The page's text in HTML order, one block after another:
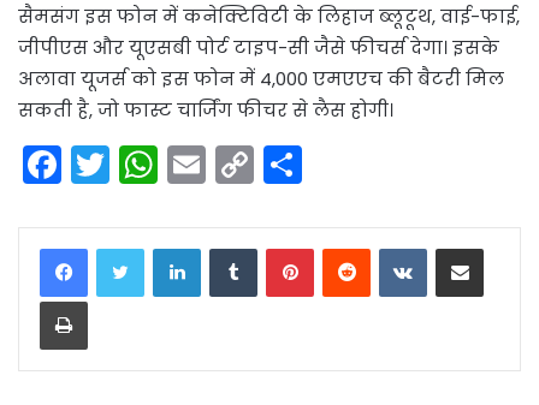
सैमसंग इस फोन में कनेक्टिविटी के लिहाज ब्लूटूथ, वाई-फाई,
जीपीएस और यूएसबी पोर्ट टाइप-सी जैसे फीचर्स देगा। इसके
अलावा यूजर्स को इस फोन में 4,000 एमएएच की बैटरी मिल
सकती है, जो फास्ट चार्जिंग फीचर से लैस होगी।
F
a
c
e
b
o
T
w
itt
er
W
h
a
ts
p
E
m
ai
l
C
o
p
y
n
ar
e
LinkedInTumblrPinterestReddit VKontakteShare via Email
Print